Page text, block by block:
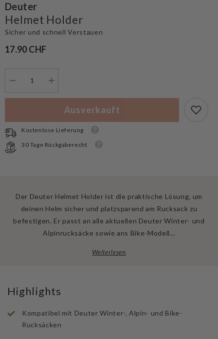
Deuter
Helmet Holder
Sicher und schnell Verstauen
17.90 CHF
für
Holder
Menge
für
Deuter
Helmet
Holder
Ausverkauft
Kostenlose Lieferung
30 Tage Rückgaberecht
Der Deuter Helmet Holder ist die praktische Lösung, um
deinen Helm sicher und platzsparend am Rucksack zu
befestigen. Er passt an alle aktuellen Deuter Winter- und
Alpinrucksäcke sowie ans Bike-Modell…
Weiterlesen
Highlights
Kompatibel mit Deuter Winter-, Alpin- und Bike-
Rucksäcken